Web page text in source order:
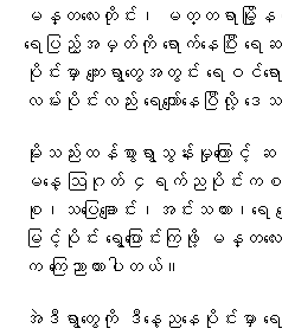
မန္တလေးတိုင်း၊ မတ္တရာမြို့န
ရေပြည့်အမှတ်ကို ရောက်နေပြီး ရ
ပိုင်းမှာ ကျေးရွာတွေအတွင်း ရေဝ
လမ်းပိုင်းလည်း ရေကျော်နေပြီလို့ ဒ
မိုးသည်းထန်စွာရွာသွန်းမှုကြောင့် ဆ
မနေ့ ဩဂုတ် ၄ရက်ညပိုင်းကစ
စု၊သပြေချောင်း၊အင်းသကား၊ရ
မြင့်ပိုင်း ရွေ့ပြောင်းကြဖို့ မန္
က ကြေညာထားပါတယ်။
အဲဒီရွာတွေကို ဒီနေ့ညနေပိုင်းမှာ